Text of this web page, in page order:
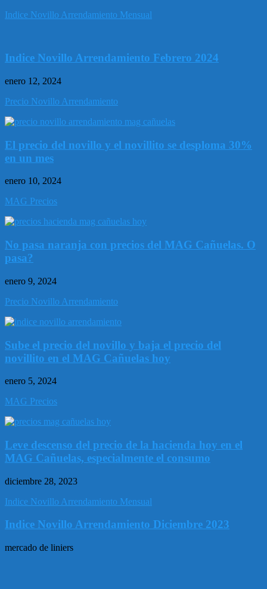
Indice Novillo Arrendamiento Mensual
Indice Novillo Arrendamiento Febrero 2024
enero 12, 2024
Precio Novillo Arrendamiento
El precio del novillo y el novillito se desploma 30%
en un mes
enero 10, 2024
MAG Precios
No pasa naranja con precios del MAG Cañuelas. O
pasa?
enero 9, 2024
Precio Novillo Arrendamiento
Sube el precio del novillo y baja el precio del
novillito en el MAG Cañuelas hoy
enero 5, 2024
MAG Precios
Leve descenso del precio de la hacienda hoy en el
MAG Cañuelas, especialmente el consumo
diciembre 28, 2023
Indice Novillo Arrendamiento Mensual
Indice Novillo Arrendamiento Diciembre 2023
mercado de liniers